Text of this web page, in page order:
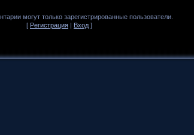
могут только зарегистрированные пользователи.
[ Регистрация | Вход ]